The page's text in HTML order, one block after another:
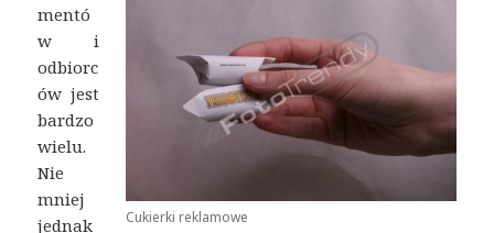
Cukierki reklamowe
mentó
w i
odbiorc
ów jest
bardzo
wielu.
Nie
mniej
jednak